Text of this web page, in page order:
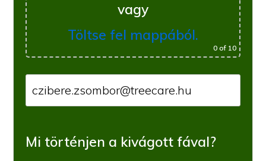
vagy
Töltse fel mappából.
0of 10
Mi történjen a kivágott fával?